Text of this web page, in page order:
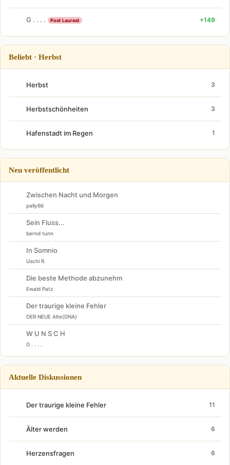
G . . . . Poet Laureat +149
Beliebt · Herbst
Herbst 3
Herbstschönheiten 3
Hafenstadt im Regen 1
Neu veröffentlicht
Zwischen Nacht und Morgen
pally66
Sein Fluss...
bernd tunn
In Somnio
Uschi R.
Die beste Methode abzunehm
Ewald Patz
Der traurige kleine Fehler
DER NEUE Alte(DNA)
W U N S C H
G . . . .
Aktuelle Diskussionen
Der traurige kleine Fehler 11
Älter werden 6
Herzensfragen 6